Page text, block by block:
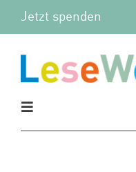
Zum
Jetzt spenden
Toggle